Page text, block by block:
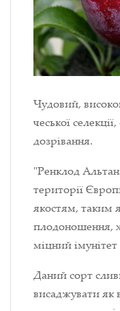
Чудовий,
чеської
дозрівання.
"Ренклод
території
якостям, таким
плодоношення,
міцний імунітет
Даний сорт
висаджувати як